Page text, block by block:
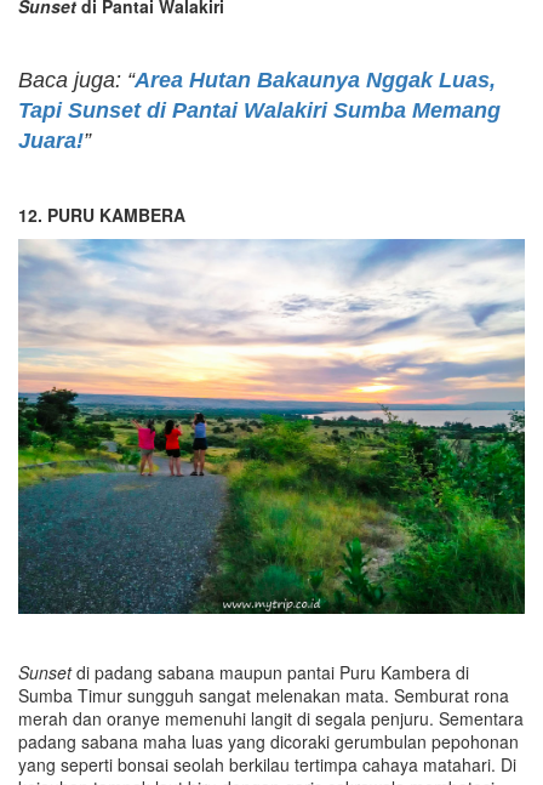
Sunset di Pantai Walakiri
Baca juga: “Area Hutan Bakaunya Nggak Luas,
Tapi Sunset di Pantai Walakiri Sumba Memang
Juara!”
12. PURU KAMBERA
Sunsetdi padang sabana maupun pantai Puru Kambera di
Sumba Timur sungguh sangat melenakan mata. Semburat rona
merah dan oranye memenuhi langit di segala penjuru. Sementara
padang sabana maha luas yang dicoraki gerumbulan pepohonan
yang seperti bonsai seolah berkilau tertimpa cahaya matahari. Di